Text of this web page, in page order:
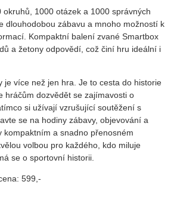
1000 otázek a 1000 správných
dlouhodobou zábavu a mnoho možností k
Kompaktní balení zvané Smartbox
a žetony odpovědí, což činí hru ideální i
je více než jen hra. Je to cesta do historie
hráčům dozvědět se zajímavosti o
si užívají vzrušující soutěžení s
se na hodiny zábavy, objevování a
kompaktním a snadno přenosném
volbou pro každého, kdo miluje
se o sportovní historii.
599,-